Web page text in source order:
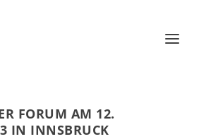
FORUM AM 12.
IN INNSBRUCK